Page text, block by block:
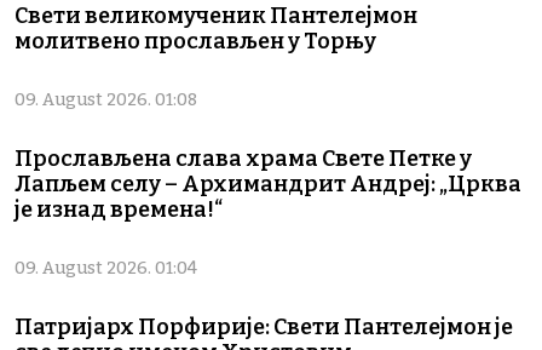
Свети великомученик Пантелејмон
молитвено прослављен у Торњу
09. August 2026. 01:08
Прослављена слава храма Свете Петке у
Лапљем селу – Архимандрит Андреј: „Црква
је изнад времена!“
09. August 2026. 01:04
Патријарх Порфирије: Свети Пантелејмон је